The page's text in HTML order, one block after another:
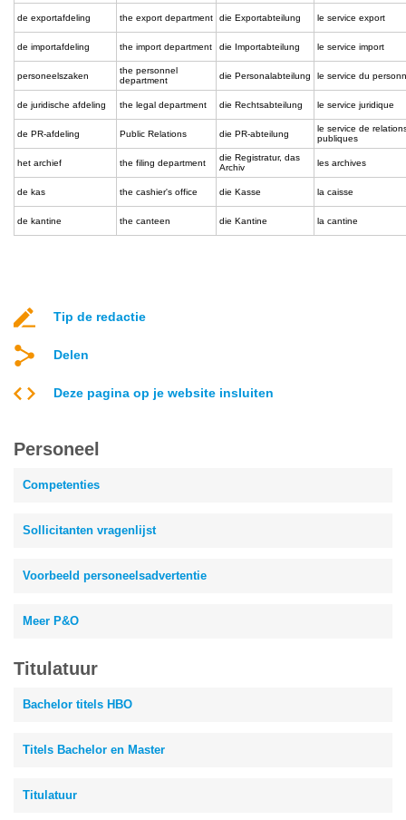
de exportafdeling the export department die Exportabteilung le service export
de importafdeling the import department die Importabteilung le service import
personeelszaken
the personnel
department
die Personalabteilung le service du
de juridische afdeling the legal department die Rechtsabteilung le service juridique
de PR-afdeling Public Relations die PR-abteilung
le service de
publiques
het archief the filing department
die Registratur, das
Archiv
les archives
de kas the cashier's office die Kasse la caisse
de kantine the canteen die Kantine la cantine
Tip de redactie
Delen
Deze pagina op je website insluiten
Personeel
Competenties
Sollicitanten vragenlijst
Voorbeeld personeelsadvertentie
Meer P&O
Titulatuur
Bachelor titels HBO
Titels Bachelor en Master
Titulatuur